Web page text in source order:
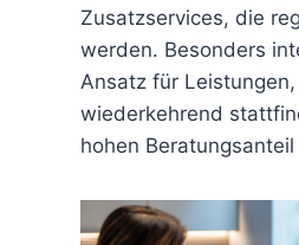
Zusatzservices, die
werden. Besonders
Ansatz für
wiederkehrend
hohen